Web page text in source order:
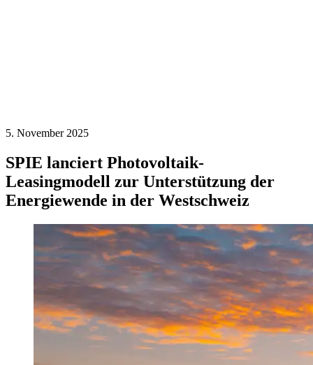
5. November 2025
SPIE lanciert Photovoltaik-
Leasingmodell zur Unterstützung der
Energiewende in der Westschweiz